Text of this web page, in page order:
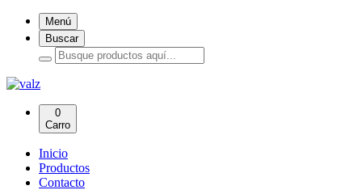
Menú
Buscar
0
Carro
Inicio
Productos
Contacto